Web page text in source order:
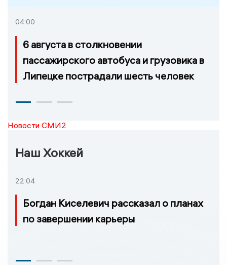
04:00
6 августа в столкновении
пассажирского автобуса и грузовика в
Липецке пострадали шесть человек
Новости СМИ2
Наш Хоккей
22:04
Богдан Киселевич рассказал о планах
по завершении карьеры